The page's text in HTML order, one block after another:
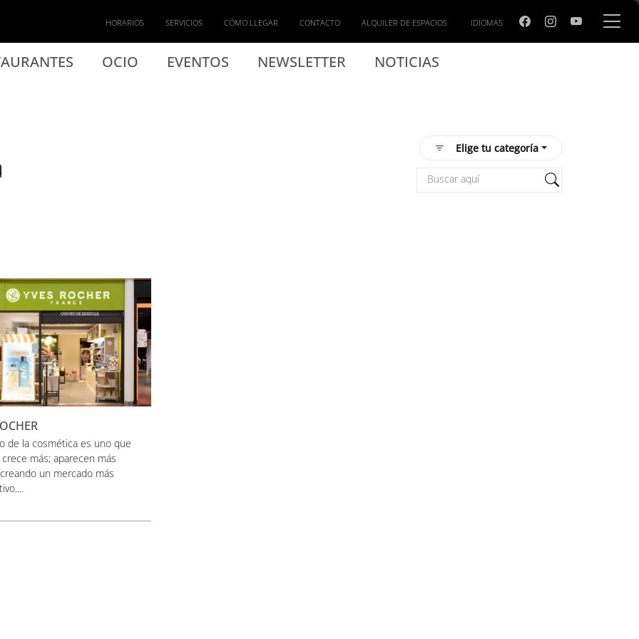
OCIO EVENTOS NEWSLETTER NOTICIAS
HORARIOS SERVICIOS CÓMO LLEGAR CONTACTO ALQUILER DE ESPACIOS IDIOMAS
Elige tu categoría
de la cosmética es uno que
más; aparecen más
un mercado más